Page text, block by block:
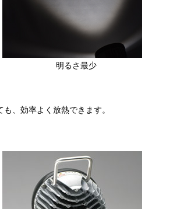
明るさ最少
も、効率よく放熱できます。